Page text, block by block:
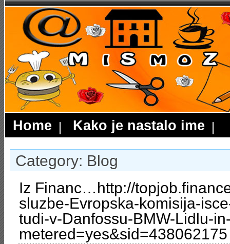
Home Kako je nastalo ime
Category: Blog
Iz Financ…http://
sluzbe-Evropska-komisija-
tudi-v-Danfossu-BMW-Lidlu-
metered=yes&sid=438062175